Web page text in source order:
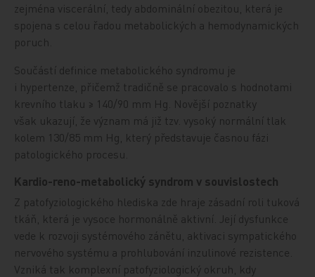
zejména viscerální, tedy abdominální obezitou, která je
spojena s celou řadou metabolických a hemodynamických
poruch.
Součástí definice metabolického syndromu je
i hypertenze, přičemž tradičně se pracovalo s hodnotami
krevního tlaku ≥ 140/90 mm Hg. Novější poznatky
však ukazují, že význam má již tzv. vysoký normální tlak
kolem 130/85 mm Hg, který představuje časnou fázi
patologického procesu.
Kardio-reno-metabolický syndrom v souvislostech
Z patofyziologického hlediska zde hraje zásadní roli tuková
tkáň, která je vysoce hormonálně aktivní. Její dysfunkce
vede k rozvoji systémového zánětu, aktivaci sympatického
nervového systému a prohlubování inzulinové rezistence.
Vzniká tak komplexní patofyziologický okruh, kdy